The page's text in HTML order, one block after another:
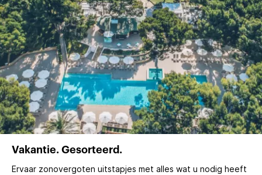
Vakantie. Gesorteerd.
Ervaar zonovergoten uitstapjes met alles wat u nodig heeft